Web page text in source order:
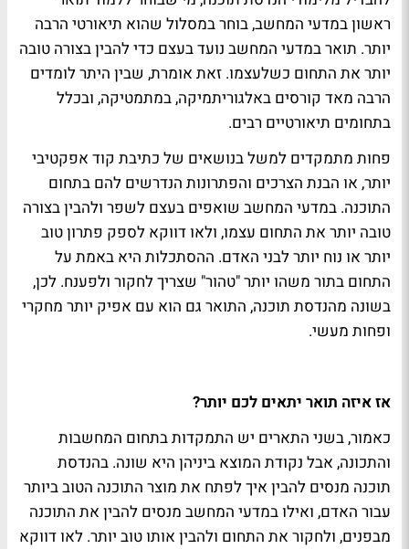
ראשון במדעי המחשב, בוחר במסלול שהוא תיאורטי הרבה
יותר. תואר במדעי המחשב נועד בעצם כדי להבין בצורה טובה
יותר את התחום כשלעצמו. זאת אומרת, שבין היתר לומדים
הרבה מאד קורסים באלגוריתמיקה, במתמטיקה, ובכלל
בתחומים תיאורטיים רבים.
פחות מתמקדים למשל בנושאים של כתיבת קוד אפקטיבי
יותר, או הבנת הצרכים והפתרונות הנדרשים להם בתחום
התוכנה. במדעי המחשב שואפים בעצם לשפר ולהבין בצורה
טובה יותר את התחום עצמו, ולאו דווקא לספק פתרון טוב
יותר או נוח יותר לבני האדם. ההסתכלות היא באמת על
התחום בתור משהו יותר "טהור" שצריך לחקור ולפענח. לכן,
בשונה מהנדסת תוכנה, התואר גם הוא עם אפיק יותר מחקרי
ופחות מעשי.
אז איזה תואר יתאים לכם יותר?
כאמור, בשני התארים יש התמקדות בתחום המחשבות
והתכונה, אבל נקודת המוצא ביניהן היא שונה. בהנדסת
תוכנה מנסים להבין איך לפתח את מוצר התוכנה הטוב ביותר
עבור האדם, ואילו במדעי המחשב מנסים להבין את התוכנה
מבפנים, ולחקור את התחום ולהבין אותו טוב יותר. לאו דווקא